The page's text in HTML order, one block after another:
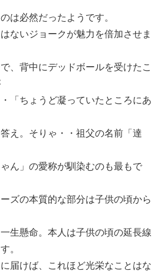
は必然だったようです。
ないジョークが魅力を倍加させま
、背中にデッドボールを受けたこ
「ちょうど凝っていたところにあ
え。そりゃ・・祖父の名前「達
ん」の愛称が馴染むのも最もで
ズの本質的な部分は子供の頃から
生懸命。本人は子供の頃の延長線
。
届けば、これほど光栄なことはな